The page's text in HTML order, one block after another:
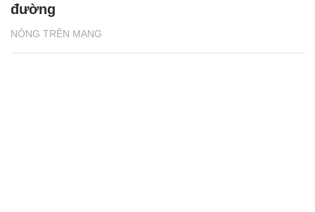
NÓNG TRÊN MẠNG
đường